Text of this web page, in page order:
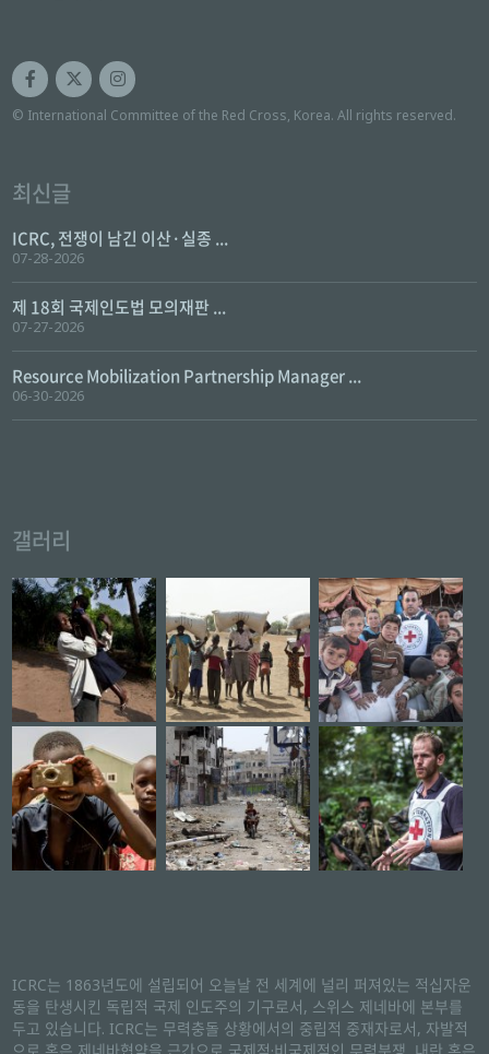
© International Committee of the Red Cross, Korea. All rights reserved.
최신글
ICRC, 전쟁이 남긴 이산·실종 ...
07-28-2026
제 18회 국제인도법 모의재판 ...
07-27-2026
Resource Mobilization Partnership Manager ...
06-30-2026
갤러리
ICRC는 1863년도에 설립되어 오늘날 전 세계에 널리 퍼져있는 적십자운
동을 탄생시킨 독립적 국제 인도주의 기구로서, 스위스 제네바에 본부를
두고 있습니다. ICRC는 무력충돌 상황에서의 중립적 중재자로서, 자발적